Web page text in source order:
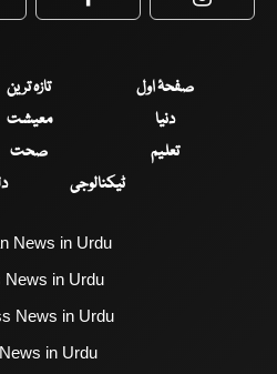
Facebook
صفحۂ اول تازہ ترین
دنیا
معیشت
تعلیم
صحت
ٹیکنالوجی
News in Urdu
News in Urdu
News in Urdu
in Urdu